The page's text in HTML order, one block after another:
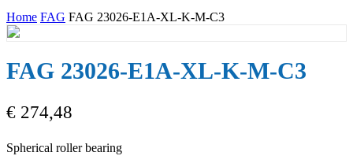
Home FAG FAG 23026-E1A-XL-K-M-C3
FAG 23026-E1A-XL-K-M-C3
€ 274,48
Spherical roller bearing